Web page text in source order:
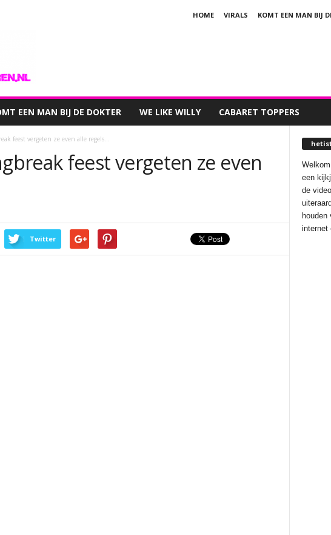
HOME VIRALS KOMT EEN MAN BIJ
EEN MAN BIJ DE DOKTER WE LIKE WILLY CABARET TOPPERS
feest vergeten ze even alle regels…
feest vergeten ze even
Twitter
een
de
houden
internet